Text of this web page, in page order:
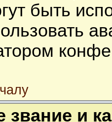
быть
звание и